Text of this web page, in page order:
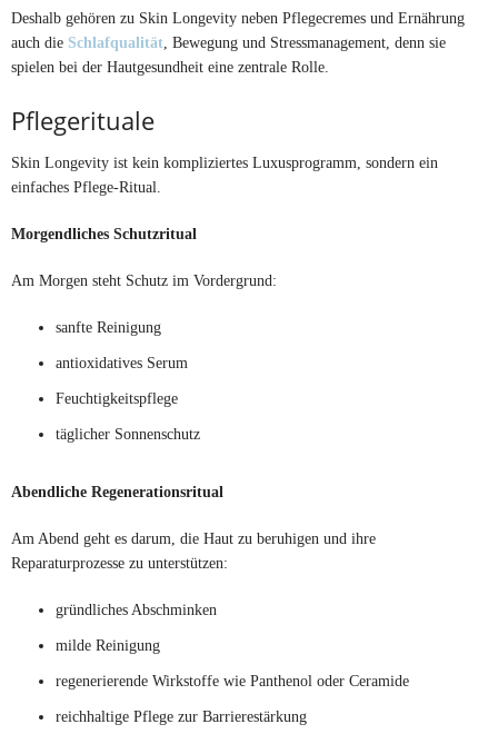
Deshalb gehören zu Skin Longevity neben Pflegecremes und Ernährung
auch die Schlafqualität , Bewegung und Stressmanagement, denn sie
spielen bei der Hautgesundheit eine zentrale Rolle.
Pflegerituale
Skin Longevity ist kein kompliziertes Luxusprogramm, sondern ein
einfaches Pflege-Ritual.
Morgendliches Schutzritual
Am Morgen steht Schutz im Vordergrund:
sanfte Reinigung
antioxidatives Serum
Feuchtigkeitspflege
täglicher Sonnenschutz
Abendliche Regenerationsritual
Am Abend geht es darum, die Haut zu beruhigen und ihre
Reparaturprozesse zu unterstützen:
gründliches Abschminken
milde Reinigung
regenerierende Wirkstoffe wie Panthenol oder Ceramide
reichhaltige Pflege zur Barrierestärkung